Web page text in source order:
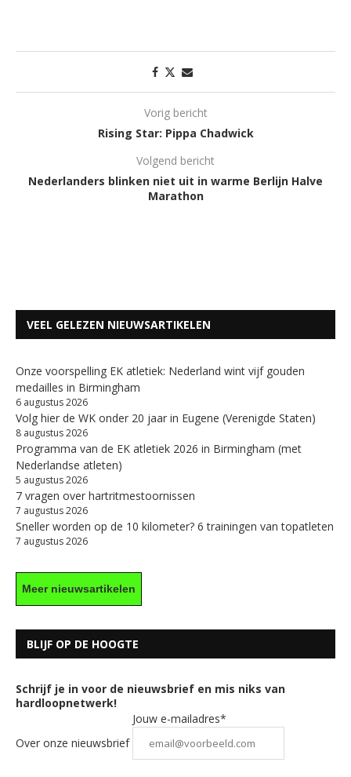
Vorig bericht
Rising Star: Pippa Chadwick
Volgend bericht
Nederlanders blinken niet uit in warme Berlijn Halve
Marathon
VEEL GELEZEN NIEUWSARTIKELEN
Onze voorspelling EK atletiek: Nederland wint vijf gouden
medailles in Birmingham
6 augustus 2026
Volg hier de WK onder 20 jaar in Eugene (Verenigde Staten)
8 augustus 2026
Programma van de EK atletiek 2026 in Birmingham (met
Nederlandse atleten)
5 augustus 2026
7 vragen over hartritmestoornissen
7 augustus 2026
Sneller worden op de 10 kilometer? 6 trainingen van topatleten
7 augustus 2026
Meer nieuwsartikelen
BLIJF OP DE HOOGTE
Schrijf je in voor de nieuwsbrief en mis niks van
hardloopnetwerk!
Over onze nieuwsbrief
Jouw e-mailadres*